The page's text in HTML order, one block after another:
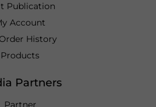
Publication
Account
History
Products
Partners
Partner